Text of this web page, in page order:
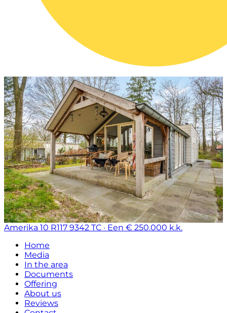
Amerika 10 R117 9342 TC · Een € 250.000 k.k.
Home
Media
In the area
Documents
Offering
About us
Reviews